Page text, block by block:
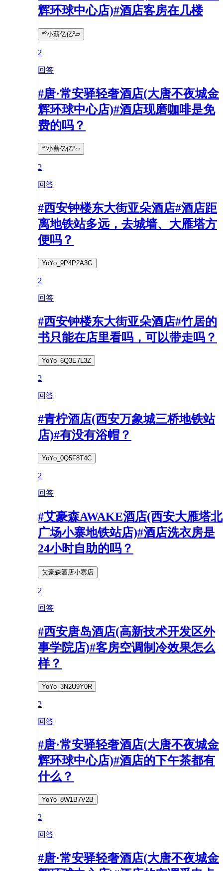
辉环球中心店)#酒店客房在几楼
*º小薪亿亿º▱
2
回答
#唐·常安驿轻奢酒店(大唐不夜城金
辉环球中心店)#酒店现磨咖啡是免
费的吗？
*º小薪亿亿º▱
2
回答
#西安钟楼东大街亚朵酒店#酒店距
离地铁站多远，去城墙、大雁塔方
便吗？
YoYo_9P4P2A3G
2
回答
#西安钟楼东大街亚朵酒店#竹居的
书只能在店里看吗，可以带走吗？
YoYo_6Q3E7L3Z
2
回答
#青柠酒店(西安万象城三桥地铁站
店)#有没有浴帽？
YoYo_0Q5F8T4C
2
回答
#艾豪森AWAKE酒店(西安大雁塔北
广场小寨地铁站店)#酒店洗衣房是
24小时自助的吗？
艾豪森酒店小寨店
2
回答
#西安唐岛酒店(高新技术开发区外
事学院店)#客房空调制冷效果怎么
样？
YoYo_3N2U9Y0R
2
回答
#唐·常安驿轻奢酒店(大唐不夜城金
辉环球中心店)#酒店的下午茶都有
什么？
YoYo_8W1B7V2B
2
回答
#唐·常安驿轻奢酒店(大唐不夜城金